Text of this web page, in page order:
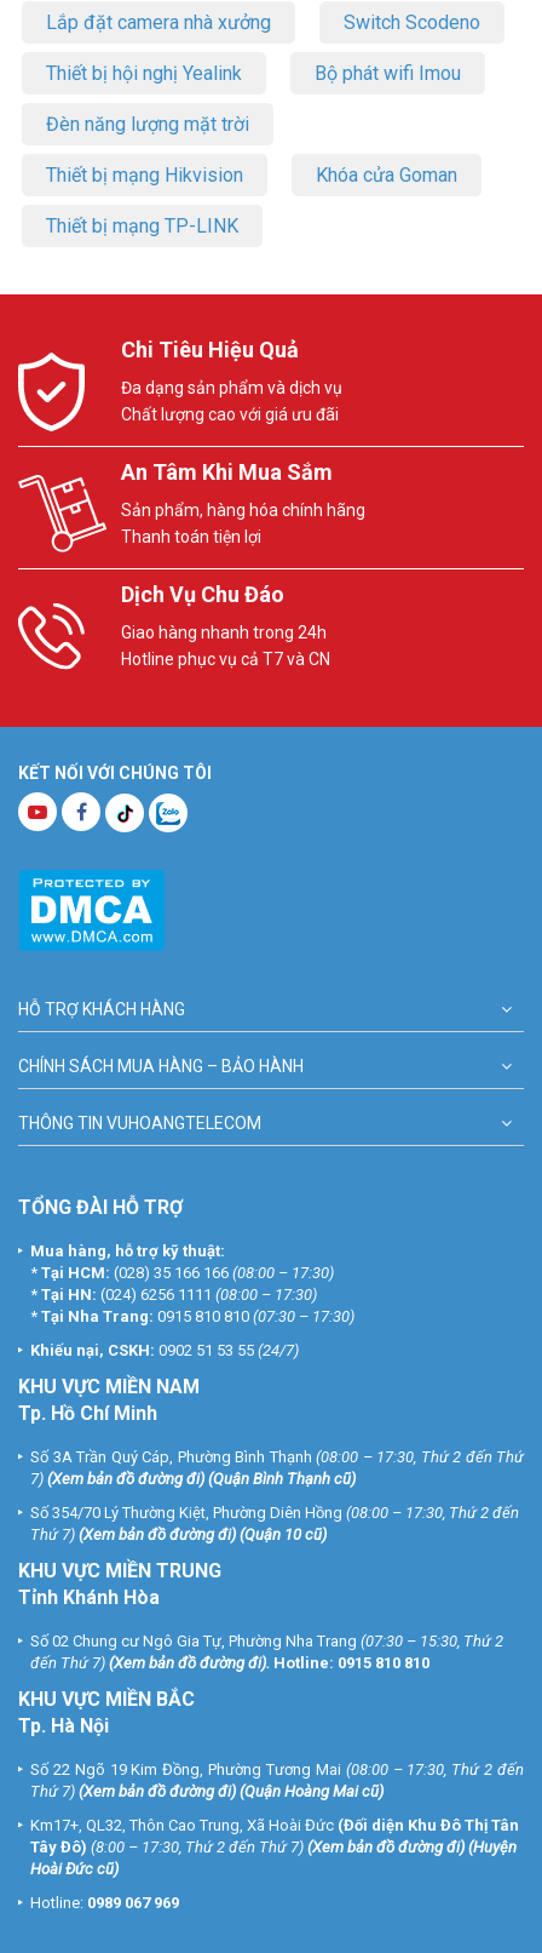
Lắp đặt camera nhà xưởng Switch Scodeno
Thiết bị hội nghị Yealink Bộ phát wifi Imou
Đèn năng lượng mặt trời
Thiết bị mạng Hikvision Khóa cửa Goman
Thiết bị mạng TP-LINK
Chi Tiêu Hiệu Quả
Đa dạng sản phẩm và dịch vụ
Chất lượng cao với giá ưu đãi
An Tâm Khi Mua Sắm
Sản phẩm, hàng hóa chính hãng
Thanh toán tiện lợi
Dịch Vụ Chu Đáo
Giao hàng nhanh trong 24h
Hotline phục vụ cả T7 và CN
KẾT NỐI VỚI CHÚNG TÔI
HỖ TRỢ KHÁCH HÀNG
CHÍNH SÁCH MUA HÀNG – BẢO HÀNH
THÔNG TIN VUHOANGTELECOM
TỔNG ĐÀI HỖ TRỢ
Mua hàng, hỗ trợ kỹ thuật:
* Tại HCM: (028) 35 166 166 (08:00 – 17:30)
* Tại HN: (024) 6256 1111 (08:00 – 17:30)
* Tại Nha Trang: 0915 810 810 (07:30 – 17:30)
Khiếu nại, CSKH: 0902 51 53 55 (24/7)
KHU VỰC MIỀN NAM
Tp. Hồ Chí Minh
Số 3A Trần Quý Cáp, Phường Bình Thạnh (08:00 – 17:30, Thứ 2 đến Thứ
7) (Xem bản đồ đường đi) (Quận Bình Thạnh cũ)
Số 354/70 Lý Thường Kiệt, Phường Diên Hồng (08:00 – 17:30, Thứ 2 đến
Thứ 7) (Xem bản đồ đường đi) (Quận 10 cũ)
KHU VỰC MIỀN TRUNG
Tỉnh Khánh Hòa
Số 02 Chung cư Ngô Gia Tự, Phường Nha Trang (07:30 – 15:30, Thứ 2
đến Thứ 7) (Xem bản đồ đường đi). Hotline: 0915 810 810
KHU VỰC MIỀN BẮC
Tp. Hà Nội
Số 22 Ngõ 19 Kim Đồng, Phường Tương Mai (08:00 – 17:30, Thứ 2 đến
Thứ 7) (Xem bản đồ đường đi) (Quận Hoàng Mai cũ)
Km17+, QL32, Thôn Cao Trung, Xã Hoài Đức (Đối diện Khu Đô Thị Tân
Tây Đô) (8:00 – 17:30, Thứ 2 đến Thứ 7) (Xem bản đồ đường đi) (Huyện
Hoài Đức cũ)
Hotline: 0989 067 969